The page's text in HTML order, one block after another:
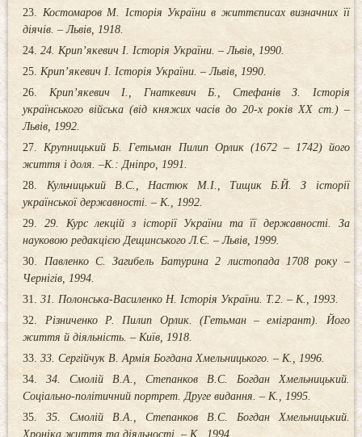
Костомаров М. Історія України в життєписах визначних її
діячів. – Львів, 1918.
24. Крип’якевич І. Історія України. – Львів, 1990.
Крип’якевич І. Історія України. – Львів, 1990.
Крип’якевич І., Гнаткевич Б., Стефанів З. Історія
українського війська (від княжих часів до 20-х років ХХ ст.) –
Львів, 1992.
Крупницький Б. Гетьман Пилип Орлик (1672 – 1742) його
життя і доля. –К.: Дніпро, 1991.
Кульчицький В.С., Настюк М.І., Тищик Б.Й. З історії
української державності. – К., 1992.
29. Курс лекцій з історії України та її державності. За
науковою редакцією Дещинського Л.Є. – Львів, 1999.
Павленко С. Загибель Батурина 2 листопада 1708 року –
Чернігів, 1994.
31. Полонська-Василенко Н. Історія України. Т.2. – К., 1993.
Різниченко Р. Пилип Орлик. (Гетьман – емігрант). Його
життя й діяльність. – Київ, 1918.
33. Сергійчук В. Армія Богдана Хмельницького. – К., 1996.
34. Смолій В.А., Степанков В.С. Богдан Хмельницький.
Соціально-політичний портрет. Друге видання. – К., 1995.
35. Смолій В.А., Степанков В.С. Богдан Хмельницький.
Хроніка життя та діяльності. – К., 1994.